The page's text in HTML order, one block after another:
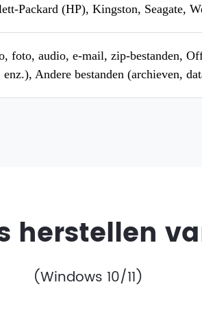
Packard (HP), Kingston, Seagate,
foto, audio, e-mail, zip-bestanden,
enz.), Andere bestanden (archieven,
herstellen
(Windows 10/11)